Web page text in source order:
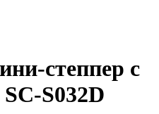
степпер с
S032D